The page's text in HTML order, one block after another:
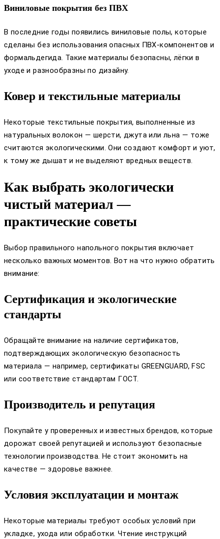
Виниловые покрытия без ПВХ
В последние годы появились виниловые полы, которые
сделаны без использования опасных ПВХ-компонентов и
формальдегида. Такие материалы безопасны, лёгки в
уходе и разнообразны по дизайну.
Ковер и текстильные материалы
Некоторые текстильные покрытия, выполненные из
натуральных волокон — шерсти, джута или льна — тоже
считаются экологическими. Они создают комфорт и уют,
к тому же дышат и не выделяют вредных веществ.
Как выбрать экологически
чистый материал —
практические советы
Выбор правильного напольного покрытия включает
несколько важных моментов. Вот на что нужно обратить
внимание:
Сертификация и экологические
стандарты
Обращайте внимание на наличие сертификатов,
подтверждающих экологическую безопасность
материала — например, сертификаты GREENGUARD, FSC
или соответствие стандартам ГОСТ.
Производитель и репутация
Покупайте у проверенных и известных брендов, которые
дорожат своей репутацией и используют безопасные
технологии производства. Не стоит экономить на
качестве — здоровье важнее.
Условия эксплуатации и монтаж
Некоторые материалы требуют особых условий при
укладке, ухода или обработки. Чтение инструкций